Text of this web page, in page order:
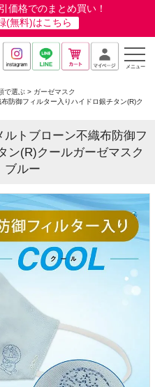
価格でのまとめ買い！
(無料)はこちら
メニュー
で選ぶ
ガーゼマスク
防御フィルター入りハイドロ銀チタン(R)ク
ルトブローン不織布防御フ
ン(R)クールガーゼマスク
ブルー